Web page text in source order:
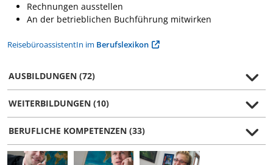
Rechnungen ausstellen
An der betrieblichen Buchführung mitwirken
ReisebüroassistentIn im Berufslexikon
AUSBILDUNGEN (72)
WEITERBILDUNGEN (10)
BERUFLICHE KOMPETENZEN (33)